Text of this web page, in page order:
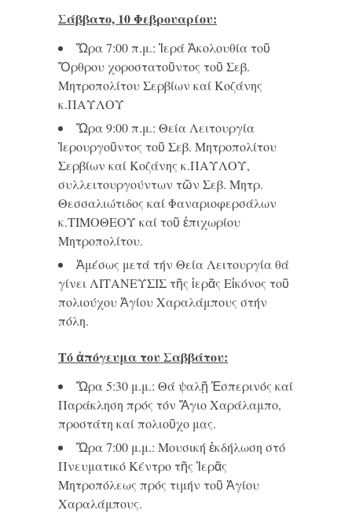
Σάββατο, 10 Φεβρουαρίου:
Ὥρα 7:00 π.μ.: Ἱερά Ἀκολουθία τοῦ
Ὄρθρου χοροστατοῦντος τοῦ Σεβ.
Μητροπολίτου Σερβίων καί Κοζάνης
κ.ΠΑΥΛΟΥ
Ὥρα 9:00 π.μ.: Θεία Λειτουργία
Ἱερουργοῦντος τοῦ Σεβ. Μητροπολίτου
Σερβίων καί Κοζάνης κ.ΠΑΥΛΟΥ,
συλλειτουργούντων τῶν Σεβ. Μητρ.
Θεσσαλιώτιδος καί Φαναριοφερσάλων
κ.ΤΙΜΟΘΕΟΥ καί τοῦ ἐπιχωρίου
Μητροπολίτου.
Ἀμέσως μετά τήν Θεία Λειτουργία θά
γίνει ΛΙΤΑΝΕΥΣΙΣ τῆς ἱερᾶς Εἰκόνος τοῦ
πολιούχου Ἁγίου Χαραλάμπους στήν
πόλη.
Τό ἀπόγευμα του Σαββάτου:
Ὥρα 5:30 μ.μ.: Θά ψαλῇ Ἑσπερινός καί
Παράκληση πρός τόν Ἅγιο Χαράλαμπο,
προστάτη καί πολιοῦχο μας.
Ὥρα 7:00 μ.μ.: Μουσική ἐκδήλωση στό
Πνευματικό Κέντρο τῆς Ἱερᾶς
Μητροπόλεως πρός τιμήν τοῦ Ἁγίου
Χαραλάμπους.